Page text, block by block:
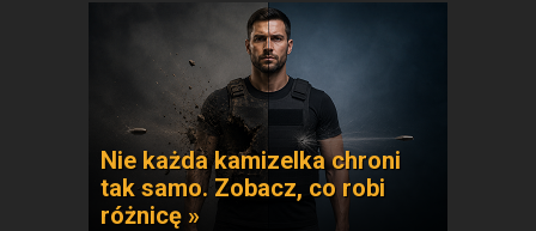
Nie każda kamizelka chroni
tak samo. Zobacz, co robi
różnicę »